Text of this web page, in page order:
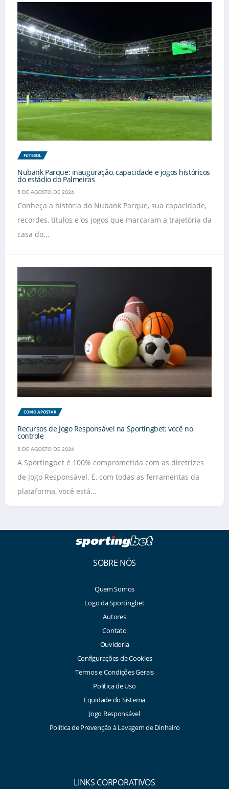
FUTEBOL
Nubank Parque: inauguração, capacidade e jogos históricos
do estádio do Palmeiras
5 DE AGOSTO DE 2026
Conheça a história do Nubank Parque, sua capacidade,
recordes, títulos e os jogos que marcaram a trajetória da
casa do...
COMO APOSTAR
Recursos de Jogo Responsável na Sportingbet: você no
controle
5 DE AGOSTO DE 2026
A Sportingbet é 100% comprometida com as diretrizes
de Jogo Responsável. E, com todas as ferramentas da
plataforma, você está...
SOBRE NÓS
Quem Somos
Logo da Sportingbet
Autores
Contato
Ouvidoria
Configurações de Cookies
Termos e Condições Gerais
Política de Uso
Equidade do Sistema
Jogo Responsável
Política de Prevenção à Lavagem de Dinheiro
LINKS CORPORATIVOS